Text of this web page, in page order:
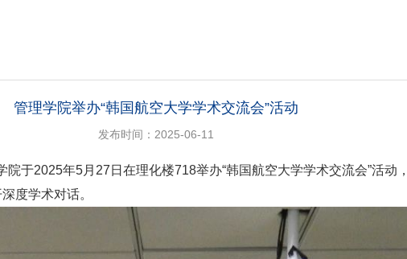
管理学院举办“韩国航空大学学术交流会”活动
发布时间：2025-06-11
于2025年5月27日在理化楼718举办“韩国航空大学学术交流会”活动
度学术对话。